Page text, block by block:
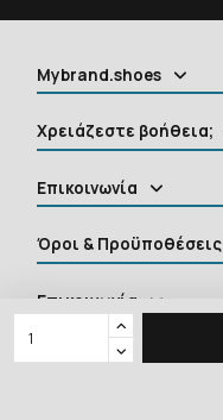
Mybrand.shoes
Χρειάζεστε βοήθεια;
Επικοινωνία
Όροι & Προϋποθέσεις
Επικοινωνία